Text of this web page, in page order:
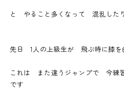
と やること多くなって 混乱した
先日 1人の上級生が 飛ぶ時に膝を
これは また違うジャンプで 今練
です